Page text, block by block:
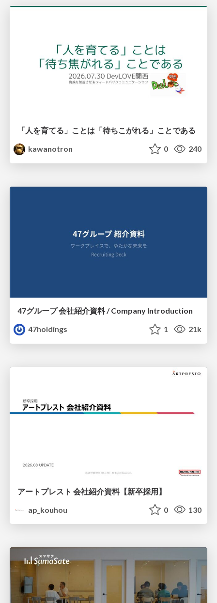
「人を育てる」ことは「待ちこがれる」ことである
kawanotron
0 240
47グループ 会社紹介資料 / Company Introduction
47holdings
1 21k
アートプレスト 会社紹介資料【新卒採用】
ap_kouhou
0 130